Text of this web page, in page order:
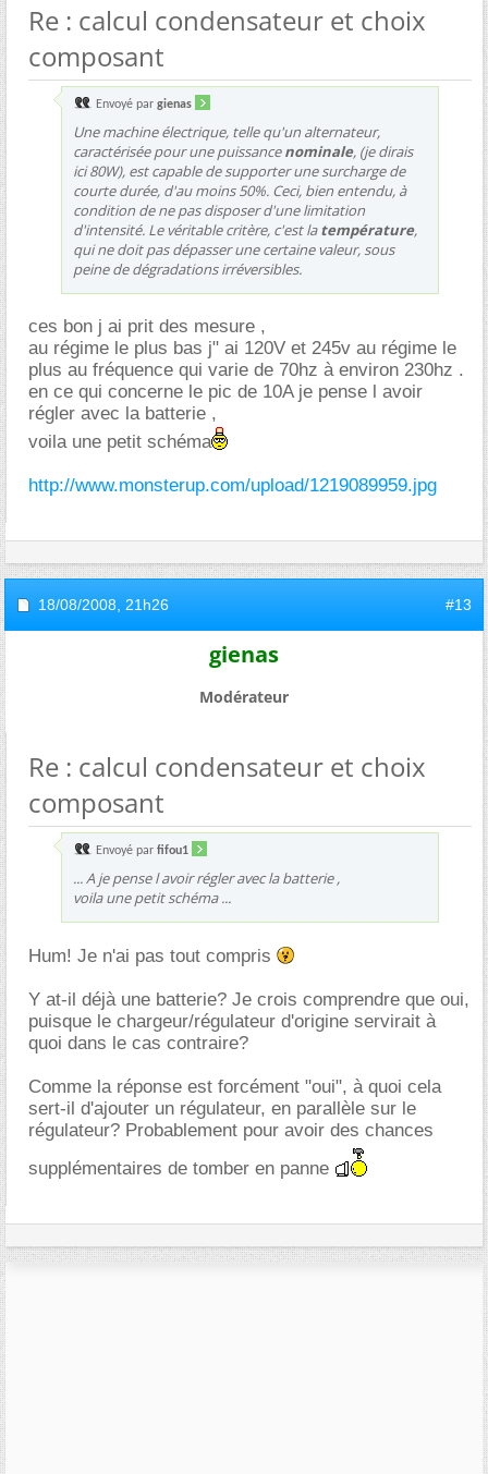
Re : calcul condensateur et choix
composant
Envoyé par gienas
Une machine électrique, telle qu'un alternateur,
caractérisée pour une puissancenominale, (je dirais
ici 80W), est capable de supporter une surcharge de
courte durée, d'au moins 50%. Ceci, bien entendu, à
condition de ne pas disposer d'une limitation
d'intensité. Le véritable critère, c'est latempérature,
qui ne doit pas dépasser une certaine valeur, sous
peine de dégradations irréversibles.
ces bon j ai prit des mesure ,
au régime le plus bas j" ai 120V et 245v au régime le
plus au fréquence qui varie de 70hz à environ 230hz .
en ce qui concerne le pic de 10A je pense l avoir
régler avec la batterie ,
voila une petit schéma
http://www.monsterup.com/upload/1219089959.jpg
18/08/2008, 21h26 #13
gienas
Modérateur
Re : calcul condensateur et choix
composant
Envoyé par fifou1
... A je pense l avoir régler avec la batterie ,
voila une petit schéma ...
Hum! Je n'ai pas tout compris
Y at-il déjà une batterie? Je crois comprendre que oui,
puisque le chargeur/régulateur d'origine servirait à
quoi dans le cas contraire?
Comme la réponse est forcément "oui", à quoi cela
sert-il d'ajouter un régulateur, en parallèle sur le
régulateur? Probablement pour avoir des chances
supplémentaires de tomber en panne